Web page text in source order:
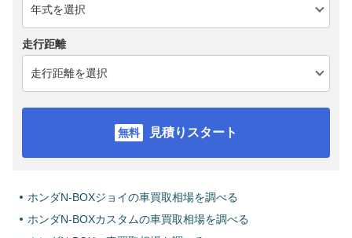
走行距離
見積りスタート
ホンダN-BOXジョイの車買取相場を調べる
ホンダN-BOXカスタムの車買取相場を調べる